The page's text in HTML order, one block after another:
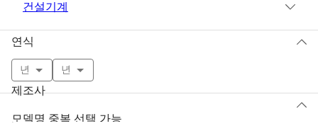
건설기계
연식
년 년
제조사
모델명 중복 선택 가능